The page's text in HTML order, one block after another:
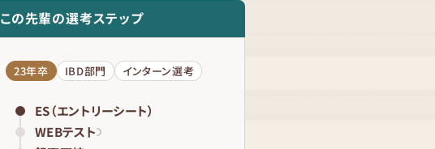
この先輩の選考ステップ
23年卒 IBD部門 インターン選考
ES（エントリーシート）
WEBテスト